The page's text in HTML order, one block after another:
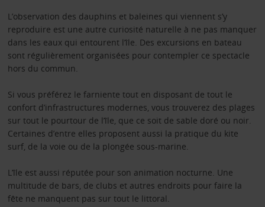
L’observation des dauphins et baleines qui viennent s’y
reproduire est une autre curiosité naturelle à ne pas manquer
dans les eaux qui entourent l’île. Des excursions en bateau
sont régulièrement organisées pour contempler ce spectacle
hors du commun.
Si vous préférez le farniente tout en disposant de tout le
confort d’infrastructures modernes, vous trouverez des plages
sur tout le pourtour de l’île, que ce soit de sable doré ou noir.
Certaines d’entre elles proposent aussi la pratique du kite
surf, de la voie ou de la plongée sous-marine.
L’île est aussi réputée pour son animation nocturne. Une
multitude de bars, de clubs et autres endroits pour faire la
fête ne manquent pas sur tout le littoral.